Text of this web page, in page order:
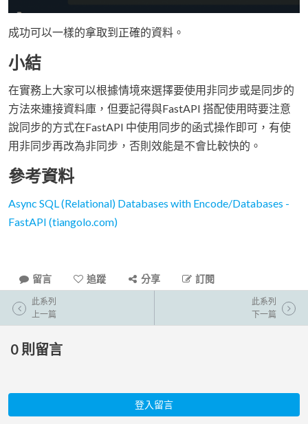
成功可以一樣的拿取到正確的資料。
小結
在實務上大家可以根據情境來選擇要使用非同步或是同步的
方法來連接資料庫，但要記得與FastAPI 搭配使用時要注意
說同步的方式在FastAPI 中使用同步的函式操作即可，有使
用非同步再改為非同步，否則效能是不會比較快的。
參考資料
Async SQL (Relational) Databases with Encode/Databases -
FastAPI (tiangolo.com)
留言 追蹤 分享 訂閱
此系列
上一篇
此系列
下一篇
0 則留言
登入留言